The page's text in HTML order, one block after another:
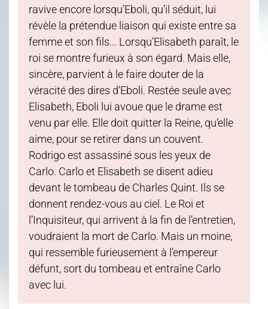
ravive encore lorsqu’Eboli, qu’il séduit, lui
révèle la prétendue liaison qui existe entre sa
femme et son fils... Lorsqu’Elisabeth paraît, le
roi se montre furieux à son égard. Mais elle,
sincère, parvient à le faire douter de la
véracité des dires d’Eboli. Restée seule avec
Elisabeth, Eboli lui avoue que le drame est
venu par elle. Elle doit quitter la Reine, qu’elle
aime, pour se retirer dans un couvent.
Rodrigo est assassiné sous les yeux de
Carlo. Carlo et Elisabeth se disent adieu
devant le tombeau de Charles Quint. Ils se
donnent rendez-vous au ciel. Le Roi et
l’Inquisiteur, qui arrivent à la fin de l’entretien,
voudraient la mort de Carlo. Mais un moine,
qui ressemble furieusement à l’empereur
défunt, sort du tombeau et entraîne Carlo
avec lui.